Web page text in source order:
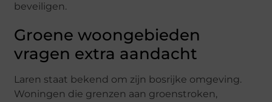
beveiligen.
Groene woongebieden
vragen extra aandacht
Laren staat bekend om zijn bosrijke omgeving.
Woningen die grenzen aan groenstroken,